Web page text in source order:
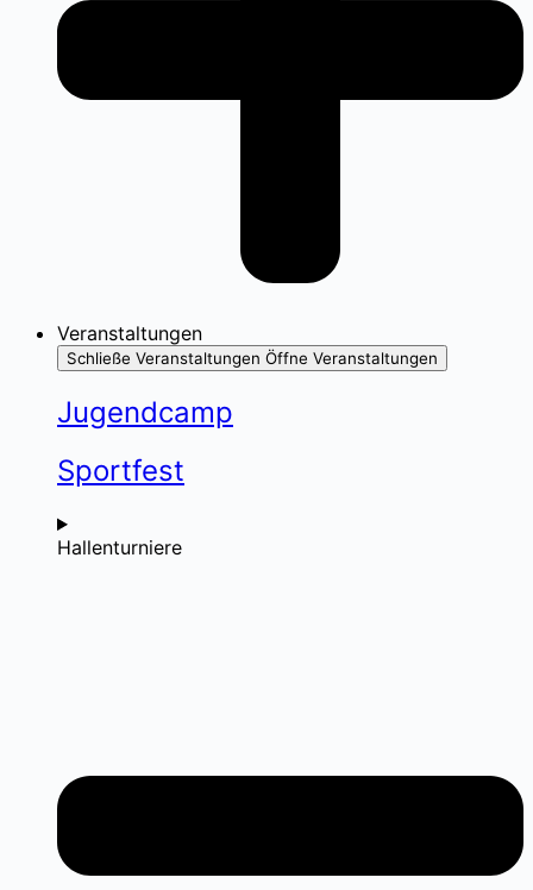
Veranstaltungen
Schließe Veranstaltungen Öffne Veranstaltungen
Jugendcamp
Sportfest
Hallenturniere